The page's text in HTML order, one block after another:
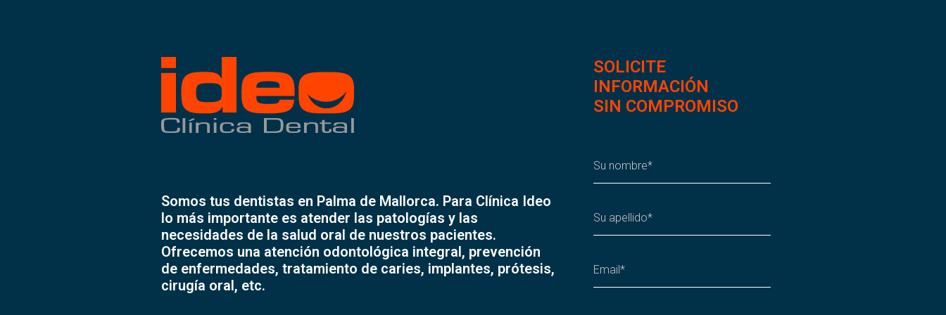
Somos tus dentistas en Palma de Mallorca. Para Clínica Ideo
lo más importante es atender las patologías y las
necesidades de la salud oral de nuestros pacientes.
Ofrecemos una atención odontológica integral, prevención
de enfermedades, tratamiento de caries, implantes, prótesis,
cirugía oral, etc.
SOLICITE
INFORMACIÓN
SIN COMPROMISO